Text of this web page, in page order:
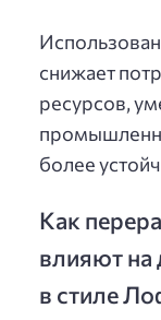
снижает
ресурсов,
более
Как
влияют на
в стиле